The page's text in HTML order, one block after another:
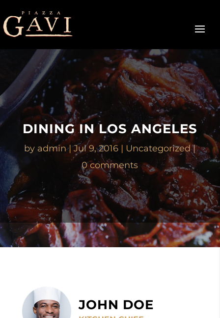
DINING IN LOS ANGELES
by admin Jul 9, 2016
Uncategorized
0 comments
JOHN DOE